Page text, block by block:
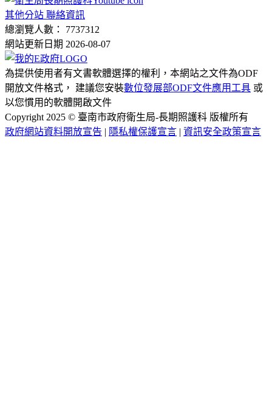
其他分站 聯絡資訊
總瀏覽人數： 7737312
網站更新日期 2026-08-07
為提供使用者有文書軟體選擇的權利，本網站之文件為ODF
開放文件格式， 建議您安裝數位發展部ODF文件應用工具 或
以您慣用的軟體開啟文件
Copyright 2025 © 臺南市政府衛生局-長期照護科 版權所有
政府網站資料開放宣告 | 隱私權保護宣言 | 資訊安全政策宣言